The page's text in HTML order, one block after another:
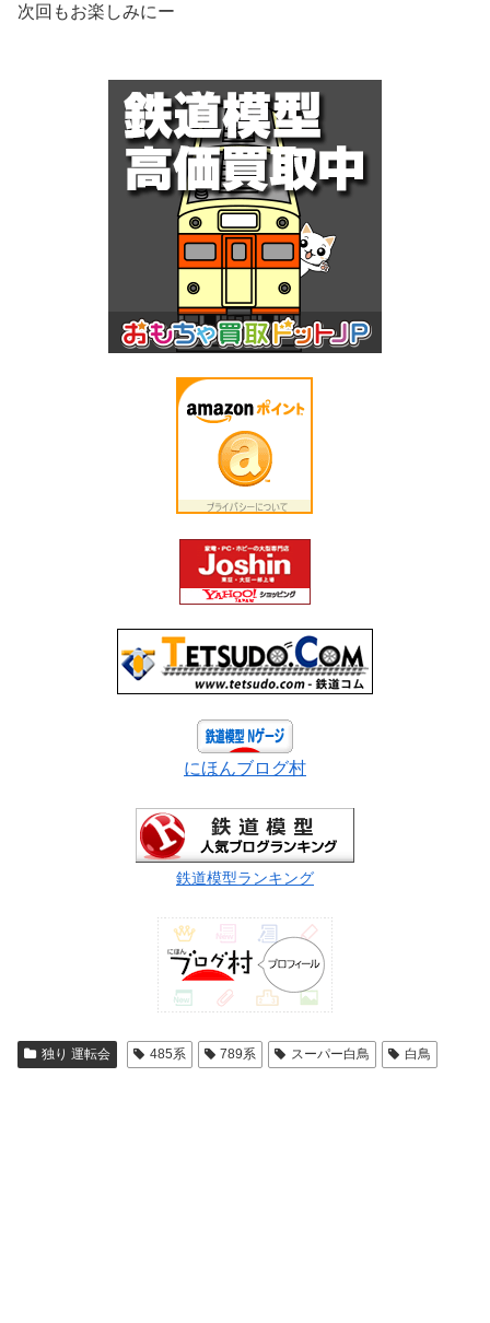
次回もお楽しみにー
にほんブログ村
鉄道模型ランキング
独り 運転会 485系 789系 スーパー白鳥 白鳥